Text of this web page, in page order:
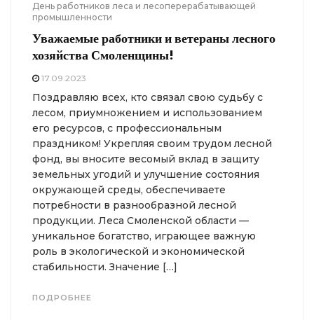
День работников леса и лесоперерабатывающей
промышленности
Уважаемые работники и ветеранылесного
хозяйства Смоленщины!
17.09.2023
Поздравляю всех, кто связал свою судьбу с
лесом, приумножением и использованием
его ресурсов, с профессиональным
праздником! Укрепляя своим трудом лесной
фонд, вы вносите весомый вклад в защиту
земельных угодий и улучшение состояния
окружающей среды, обеспечиваете
потребности в разнообразной лесной
продукции. Леса Смоленской области —
уникальное богатство, играющее важную
роль в экологической и экономической
стабильности. Значение […]
ПОДРОБНЕЕ